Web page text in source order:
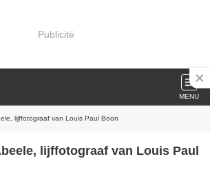
Publicité
MENU
lijffotograaf van Louis Paul Boon
lijffotograaf van Louis Paul